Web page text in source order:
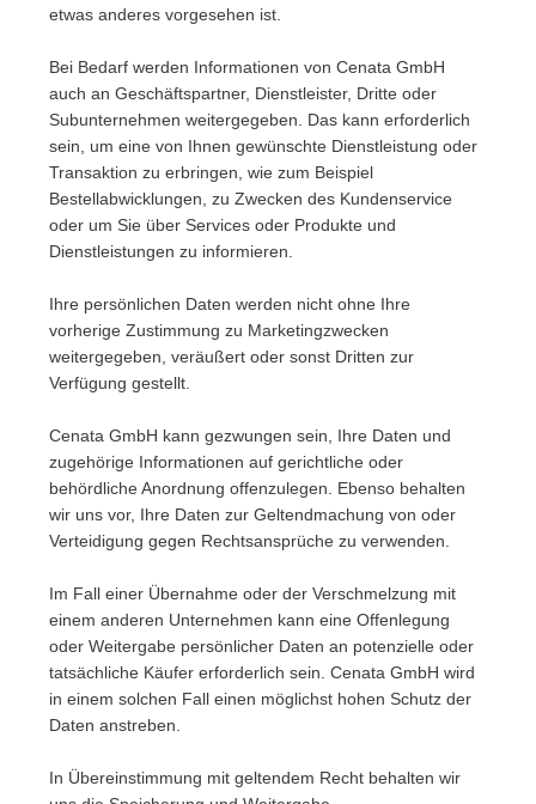
etwas anderes vorgesehen ist.
Bei Bedarf werden Informationen von Cenata GmbH
auch an Geschäftspartner, Dienstleister, Dritte oder
Subunternehmen weitergegeben. Das kann erforderlich
sein, um eine von Ihnen gewünschte Dienstleistung oder
Transaktion zu erbringen, wie zum Beispiel
Bestellabwicklungen, zu Zwecken des Kundenservice
oder um Sie über Services oder Produkte und
Dienstleistungen zu informieren.
Ihre persönlichen Daten werden nicht ohne Ihre
vorherige Zustimmung zu Marketingzwecken
weitergegeben, veräußert oder sonst Dritten zur
Verfügung gestellt.
Cenata GmbH kann gezwungen sein, Ihre Daten und
zugehörige Informationen auf gerichtliche oder
behördliche Anordnung offenzulegen. Ebenso behalten
wir uns vor, Ihre Daten zur Geltendmachung von oder
Verteidigung gegen Rechtsansprüche zu verwenden.
Im Fall einer Übernahme oder der Verschmelzung mit
einem anderen Unternehmen kann eine Offenlegung
oder Weitergabe persönlicher Daten an potenzielle oder
tatsächliche Käufer erforderlich sein. Cenata GmbH wird
in einem solchen Fall einen möglichst hohen Schutz der
Daten anstreben.
In Übereinstimmung mit geltendem Recht behalten wir